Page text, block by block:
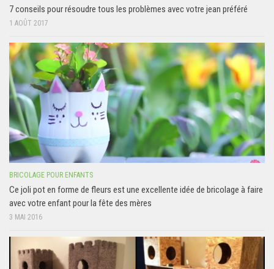
7 conseils pour résoudre tous les problèmes avec votre jean préféré
1 AOÛT 2017
BRICOLAGE POUR ENFANTS
Ce joli pot en forme de fleurs est une excellente idée de bricolage à faire
avec votre enfant pour la fête des mères
3 MAI 2016